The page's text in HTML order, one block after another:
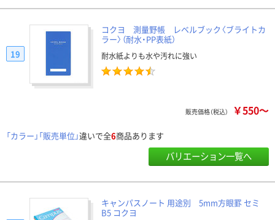
コクヨ 測量野帳 レベルブック〈ブライトカ
ラー〉（耐水・PP表紙）
耐水紙よりも水や汚れに強い
19
販売価格（税込） ￥550～
「カラー」「販売単位」違いで全6商品あります
バリエーション一覧へ
キャンパスノート 用途別 5mm方眼罫 セミ
B5 コクヨ